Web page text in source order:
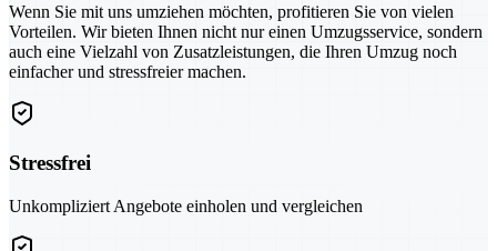
Wenn Sie mit uns umziehen möchten, profitieren Sie von vielen
Vorteilen. Wir bieten Ihnen nicht nur einen Umzugsservice, sondern
auch eine Vielzahl von Zusatzleistungen, die Ihren Umzug noch
einfacher und stressfreier machen.
Stressfrei
Unkompliziert Angebote einholen und vergleichen